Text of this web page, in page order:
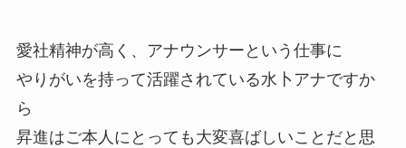
愛社精神が高く、アナウンサーという仕事に
やりがいを持って活躍されている水卜アナですか
ら
昇進はご本人にとっても大変喜ばしいことだと思